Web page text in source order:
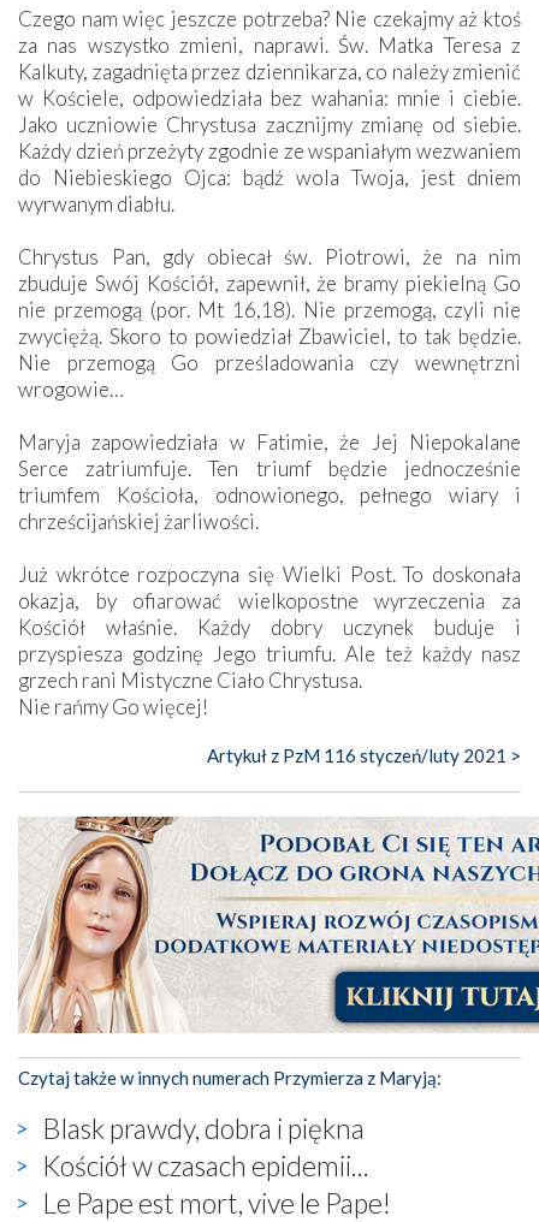
Czego nam więc jeszcze potrzeba? Nie czekajmy aż ktoś
za nas wszystko zmieni, naprawi. Św. Matka Teresa z
Kalkuty, zagadnięta przez dziennikarza, co należy zmienić
w Kościele, odpowiedziała bez wahania: mnie i ciebie.
Jako uczniowie Chrystusa zacznijmy zmianę od siebie.
Każdy dzień przeżyty zgodnie ze wspaniałym wezwaniem
do Niebieskiego Ojca: bądź wola Twoja, jest dniem
wyrwanym diabłu.
Chrystus Pan, gdy obiecał św. Piotrowi, że na nim
zbuduje Swój Kościół, zapewnił, że bramy piekielną Go
nie przemogą (por. Mt 16,18). Nie przemogą, czyli nie
zwyciężą. Skoro to powiedział Zbawiciel, to tak będzie.
Nie przemogą Go prześladowania czy wewnętrzni
wrogowie…
Maryja zapowiedziała w Fatimie, że Jej Niepokalane
Serce zatriumfuje. Ten triumf będzie jednocześnie
triumfem Kościoła, odnowionego, pełnego wiary i
chrześcijańskiej żarliwości.
Już wkrótce rozpoczyna się Wielki Post. To doskonała
okazja, by ofiarować wielkopostne wyrzeczenia za
Kościół właśnie. Każdy dobry uczynek buduje i
przyspiesza godzinę Jego triumfu. Ale też każdy nasz
grzech rani Mistyczne Ciało Chrystusa.
Nie rańmy Go więcej!
Artykuł z PzM 116 styczeń/luty 2021 >
Czytaj także w innych numerach Przymierza z Maryją:
Blask prawdy, dobra i piękna
Kościół w czasach epidemii...
Le Pape est mort, vive le Pape!